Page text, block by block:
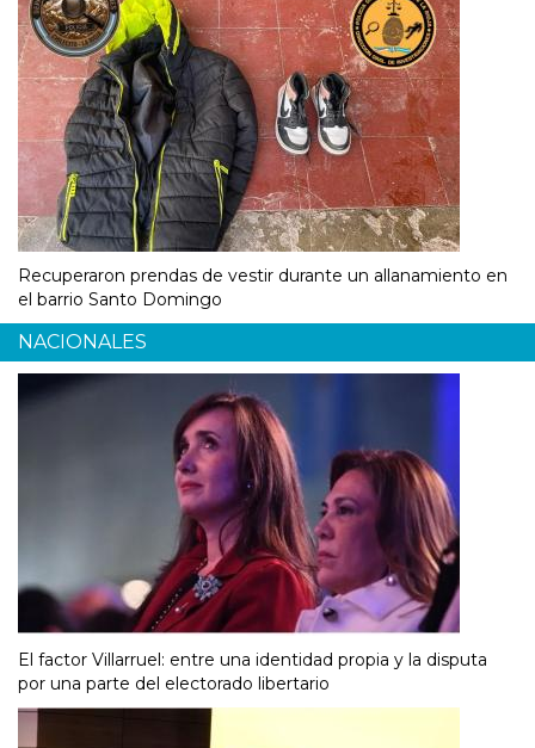
Recuperaron prendas de vestir durante un allanamiento en
el barrio Santo Domingo
NACIONALES
El factor Villarruel: entre una identidad propia y la disputa
por una parte del electorado libertario